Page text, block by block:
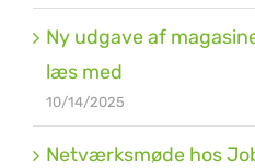
Ny udgave af
læs med
10/14/2025
Netværksmøde hos